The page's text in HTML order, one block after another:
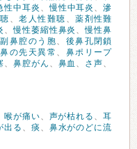
性中耳炎 、慢性中耳炎 、滲
、老人性難聴 、薬剤性難
、慢性萎縮性鼻炎 、慢性鼻
副鼻腔のう胞、 後鼻孔閉鎖
鼻の先天異常 、 鼻ポリープ
、 鼻腔がん 、 鼻血 、 さ声、
喉が痛い、 声が枯れる 、耳
出る 、 痰、 鼻水がのどに流